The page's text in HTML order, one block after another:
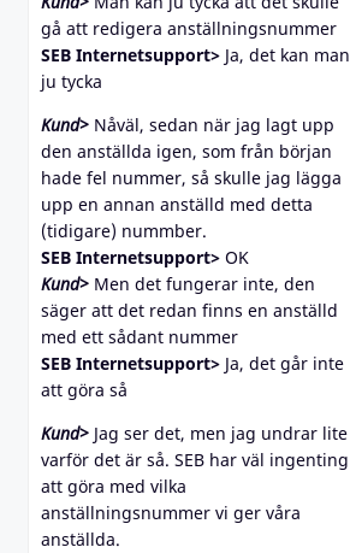
gå att redigera anställningsnummer
SEB Internetsupport> Ja, det kan man
ju tycka
Kund> Nåväl, sedan när jag lagt upp
den anställda igen, som från början
hade fel nummer, så skulle jag lägga
upp en annan anställd med detta
(tidigare) nummber.
SEB Internetsupport> OK
Kund> Men det fungerar inte, den
säger att det redan finns en anställd
med ett sådant nummer
SEB Internetsupport> Ja, det går inte
att göra så
Kund> Jag ser det, men jag undrar lite
varför det är så. SEB har väl ingenting
att göra med vilka
anställningsnummer vi ger våra
anställda.